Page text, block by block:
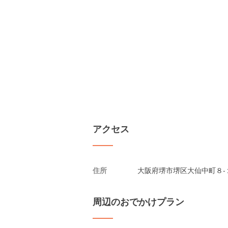
アクセス
住所 大阪府堺市堺区大仙中町８-
周辺のおでかけプラン